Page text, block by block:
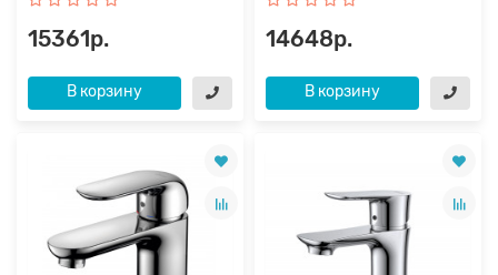
15361р.
В корзину
14648р.
В корзину